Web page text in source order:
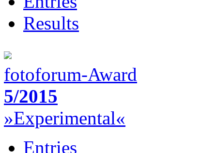
Results
fotoforum-Award
5/2015
»Experimental«
Entries